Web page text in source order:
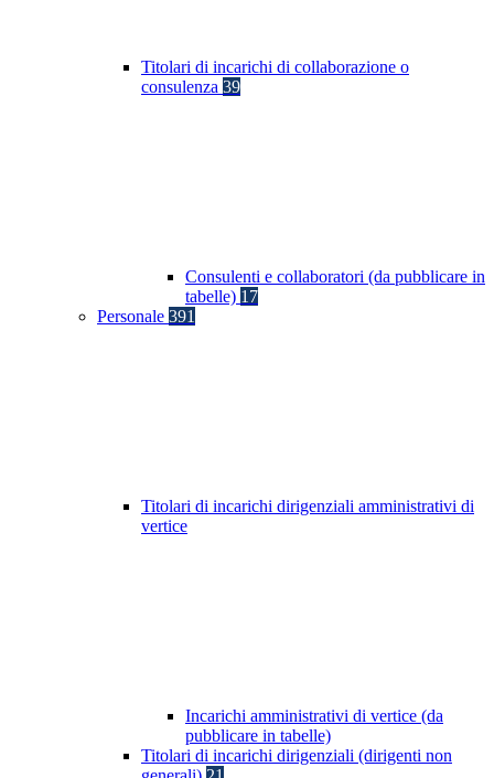
Titolari di incarichi di collaborazione o
consulenza 39
Consulenti e collaboratori (da pubblicare in
tabelle) 17
Personale 391
Titolari di incarichi dirigenziali amministrativi di
vertice
Incarichi amministrativi di vertice (da
pubblicare in tabelle)
Titolari di incarichi dirigenziali (dirigenti non